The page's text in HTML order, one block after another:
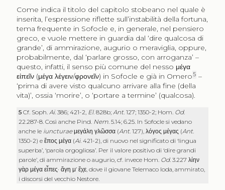
Come indica il titolo del capitolo stobeano nel quale è
inserita, l’espressione riflette sull’instabilità della fortuna,
tema frequente in Sofocle e, in generale, nel pensiero
greco, e vuole mettere in guardia dal ‘dire qualcosa di
grande’, di ammirazione, augurio o meraviglia, oppure,
probabilmente, dal ‘parlare grosso, con arroganza’ –
questo, infatti, il senso più comune del nesso μέγα
εἰπεῖν(μέγα λέγειν/φρονεῖν) in Sofocle e già in Omero5 –
‘prima di avere visto qualcuno arrivare alla fine (della
vita)’, ossia ‘morire’, o ‘portare a termine’ (qualcosa).
5Cf. Soph.Ai. 386; 421-2, El. 828b;Ant. 127; 1350-2; Hom. Od.
22.287-8. Così anche Pind. Nem. 5.14; 6.25. In Sofocle si vedano
anche le iuncturae μεγάλη γλῶσσα (Ant. 127),λόγος μέγας (Ant.
1350-2) eἔπος μέγα (Ai. 421-2), di nuovo nel significato di ‘lingua
superba’, ‘parola orgogliosa’. Per il valore positivo di ‘dire grandi
parole’, di ammirazione o augurio, cf. invece Hom. Od. 3.227λίην
γὰρ μέγα εἶπες·ἄγη μ’ ἔχε, dove il giovane Telemaco loda, ammirato,
i discorsi del vecchio Nestore.